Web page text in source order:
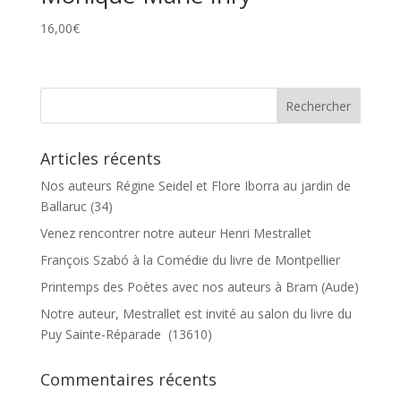
16,00€
Articles récents
Nos auteurs Régine Seidel et Flore Iborra au jardin de
Ballaruc (34)
Venez rencontrer notre auteur Henri Mestrallet
François Szabó à la Comédie du livre de Montpellier
Printemps des Poètes avec nos auteurs à Bram (Aude)
Notre auteur, Mestrallet est invité au salon du livre du
Puy Sainte-Réparade (13610)
Commentaires récents